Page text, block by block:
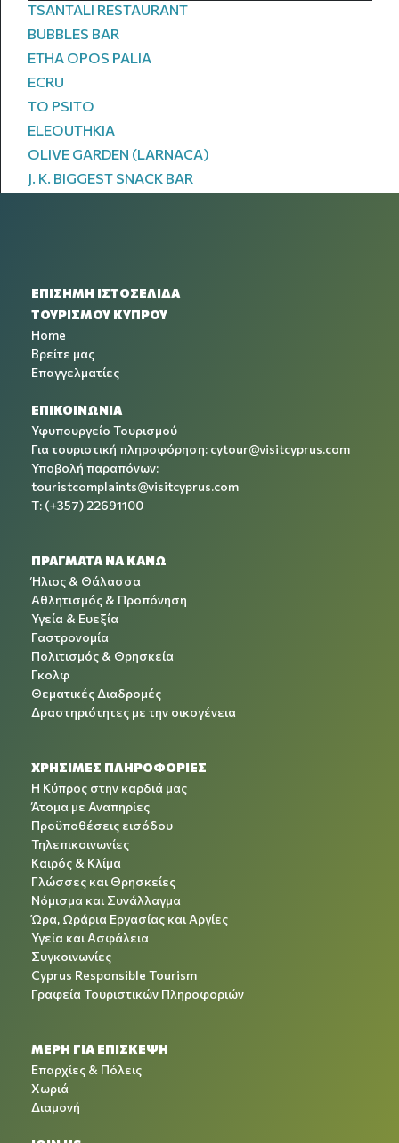
TSANTALI RESTAURANT
BUBBLES BAR
ETHA OPOS PALIA
ECRU
TO PSITO
ELEOUTHKIA
OLIVE GARDEN (LARNACA)
J. K. BIGGEST SNACK BAR
ΕΠΙΣΗΜΗ ΙΣΤΟΣΕΛΙΔΑ
ΤΟΥΡΙΣΜΟΥ ΚΥΠΡΟΥ
Home
Βρείτε μας
Επαγγελματίες
ΕΠΙΚΟΙΝΩΝΙΑ
Υφυπουργείο Τουρισμού
Για τουριστική πληροφόρηση: cytour@visitcyprus.com
Υποβολή παραπόνων:
touristcomplaints@visitcyprus.com
T: (+357) 22691100
ΠΡΑΓΜΑΤΑ ΝΑ ΚΑΝΩ
Ήλιος & Θάλασσα
Αθλητισμός & Προπόνηση
Υγεία & Ευεξία
Γαστρονομία
Πολιτισμός & Θρησκεία
Γκολφ
Θεματικές Διαδρομές
Δραστηριότητες με την οικογένεια
ΧΡΉΣΙΜΕΣ ΠΛΗΡΟΦΟΡΊΕΣ
Η Κύπρος στην καρδιά μας
Άτομα με Αναπηρίες
Προϋποθέσεις εισόδου
Τηλεπικοινωνίες
Καιρός & Κλίμα
Γλώσσες και Θρησκείες
Νόμισμα και Συνάλλαγμα
Ώρα, Ωράρια Εργασίας και Αργίες
Υγεία και Ασφάλεια
Συγκοινωνίες
Cyprus Responsible Tourism
Γραφεία Τουριστικών Πληροφοριών
ΜΕΡΗ ΓΙΑ ΕΠΙΣΚΕΨΗ
Επαρχίες & Πόλεις
Χωριά
Διαμονή